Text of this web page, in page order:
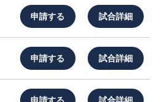
申請する 試合詳細
申請する 試合詳細